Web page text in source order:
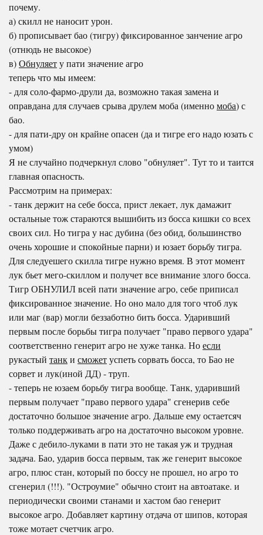
почему.
а) скилл не наносит урон.
б) прописывает бао (тигру) фиксированное занчение агро
(отнюдь не высокое)
в)Обнуляету пати значение агро
теперь что мы имеем:
- для соло-фармо-друли да, возможно такая замена и
оправдана для случаев срыва друлем моба (именномоба) с
бао.
- для пати-дру он крайне опасен (да и тигре его надо юзать с
умом)
Я не случайно подчеркнул слово "обнуляет". Тут то и таится
главная опасность.
Рассмотрим на примерах:
- танк держит на себе босса, прист лекает, лук дамажит
остальные тож стараются вышибить из босса кишки со всех
своих сил. Но тигра у нас дубина (без обид, большинство
очень хорошие и спокойные парни) и юзает борьбу тигра.
Для следуешего скилла тигре нужно время. В этот момент
лук бьет мего-скиллом и получет все внимание злого босса.
Тигр ОБНУЛИЛ всей пати значение агро, себе приписал
фиксированное значение. Но оно мало для того чтоб лук
или маг (вар) могли беззаботно бить босса. Ударивший
первым после борьбы тигра получает "право первого удара"
соответственно генерит агро не хуже танка. Ноесли
рукастый танки сможетуспеть сорвать босса, то Бао не
сорвет и лук(иной ДД) - труп.
- теперь не юзаем борьбу тигра вообще. Танк, ударивший
первым получает "право первого удара" сгенерив себе
достаточно большое значение агро. Дальше ему остаетсяч
только поддерживать агро на достаточно высоком уровне.
Даже с дебило-луками в пати это не такая уж и трудная
задача. Бао, ударив босса первым, так же генерит высокое
агро, плюс стан, который по боссу не прошел, но агро то
сгенерил (!!!). "Остроумие" обычно стоит на автоатаке. и
периодически своими станами и хастом бао генерит
высокое агро. Добавляет картину отдача от шипов, которая
тоже мотает счетчик агро.